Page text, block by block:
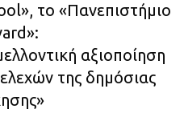
το «Πανεπιστήμιο
αξιοποίηση
της δημόσιας